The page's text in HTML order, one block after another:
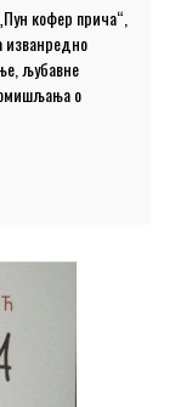
кофер прича“,
изванредно
љубавне
о
шетњи
ковидом.
продужава
борба са смрћу и
усудом
далеко у […]